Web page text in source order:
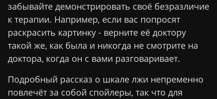
забывайте демонстрировать своё безразличие
к терапии. Например, если вас попросят
раскрасить картинку - верните её доктору
такой же, как была и никогда не смотрите на
доктора, когда он с вами разговаривает.
Подробный рассказ о шкале лжи непременно
повлечёт за собой спойлеры, так что для